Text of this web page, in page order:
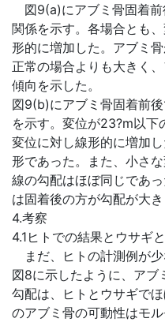
図9(a)にアブミ骨固着前
関係を示す。各場合とも
形的に増加した。アブミ
正常の場合よりも大きく
傾向を示した。
図9(b)にアブミ骨固着前
を示す。変位が23?m以下
変位に対し線形的に増加
形であった。また、小さ
線の勾配はほぼ同じであ
は固着後の方が勾配が大き
4.考察
4.1ヒトでの結果とウサギ
まだ、ヒトの計測例が少
図8に示したように、アブ
勾配は、ヒトとウサギで
のアブミ骨の可動性はモ